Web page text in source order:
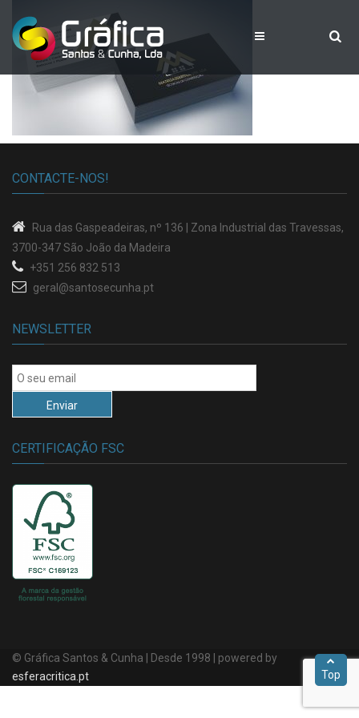
CONTACTE-NOS!
Rua das Gaspeadeiras, nº 136 | Zona Industrial das Travessas,
3700-347 São João da Madeira
+351 256 832 513
geral@santosecunha.pt
NEWSLETTER
CERTIFICAÇÃO FSC
© Gráfica Santos & Cunha | Desde 1998 | powered by
esferacritica.pt
Top